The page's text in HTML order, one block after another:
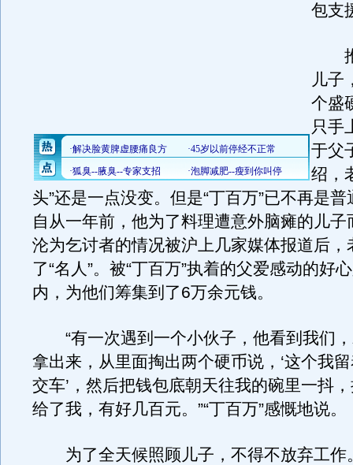
包支
推
儿子
个盛
只手
于父
绍，
头”还是一点没变。但是“丁百万”已不再是
自从一年前，他为了料理遭意外脑瘫的儿子
沦为乞讨者的情况被沪上几家媒体报道后，
了“名人”。被“丁百万”执着的父爱感动的好
内，为他们筹集到了6万余元钱。
“有一次遇到一个小伙子，他看到我们，
拿出来，从里面掏出两个硬币说，‘这个我
交车’，然后把钱包底朝天往我的碗里一抖
给了我，有好几百元。”“丁百万”感慨地说。
为了全天候照顾儿子，不得不放弃工作